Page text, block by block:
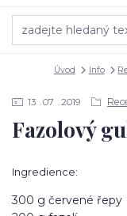
Úvod Info
13 07 2019
Fazolový
Ingredience:
300 g červené řepy